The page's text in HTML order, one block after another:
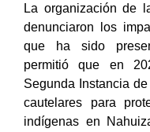
La organización de
denunciaron los
que ha sido
permitió que en
Segunda Instancia
cautelares para
indígenas en